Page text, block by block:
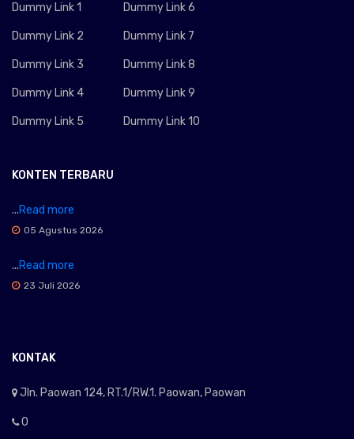
Dummy Link 1
Dummy Link 2
Dummy Link 3
Dummy Link 4
Dummy Link 5
Dummy Link 6
Dummy Link 7
Dummy Link 8
Dummy Link 9
Dummy Link 10
KONTEN TERBARU
...Read more
05 Agustus 2026
...Read more
23 Juli 2026
KONTAK
Jln. Paowan 124, RT.1/RW.1. Paowan, Paowan
0